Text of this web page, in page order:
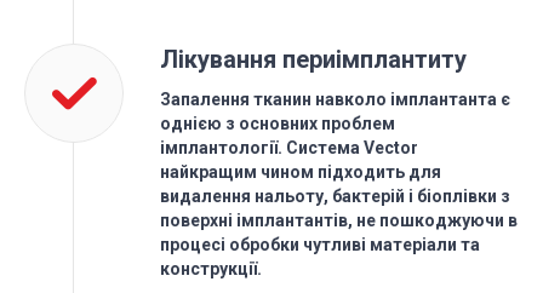
Лікування периімплантиту
Запалення тканин навколо імплантанта є
однією з основних проблем
імплантології. Система Vector
найкращим чином підходить для
видалення нальоту, бактерій і біоплівки з
поверхні імплантантів, не пошкоджуючи в
процесі обробки чутливі матеріали та
конструкції.